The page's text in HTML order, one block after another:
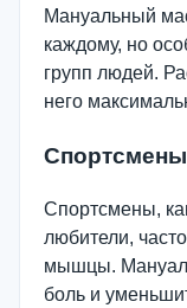
Мануальный
каждому, но
групп людей.
него
Спортсмены
Спортсмены,
любители,
мышцы.
боль и